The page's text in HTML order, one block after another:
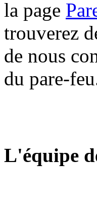
la page
trouverez
de nous
du pare-
L'équipe